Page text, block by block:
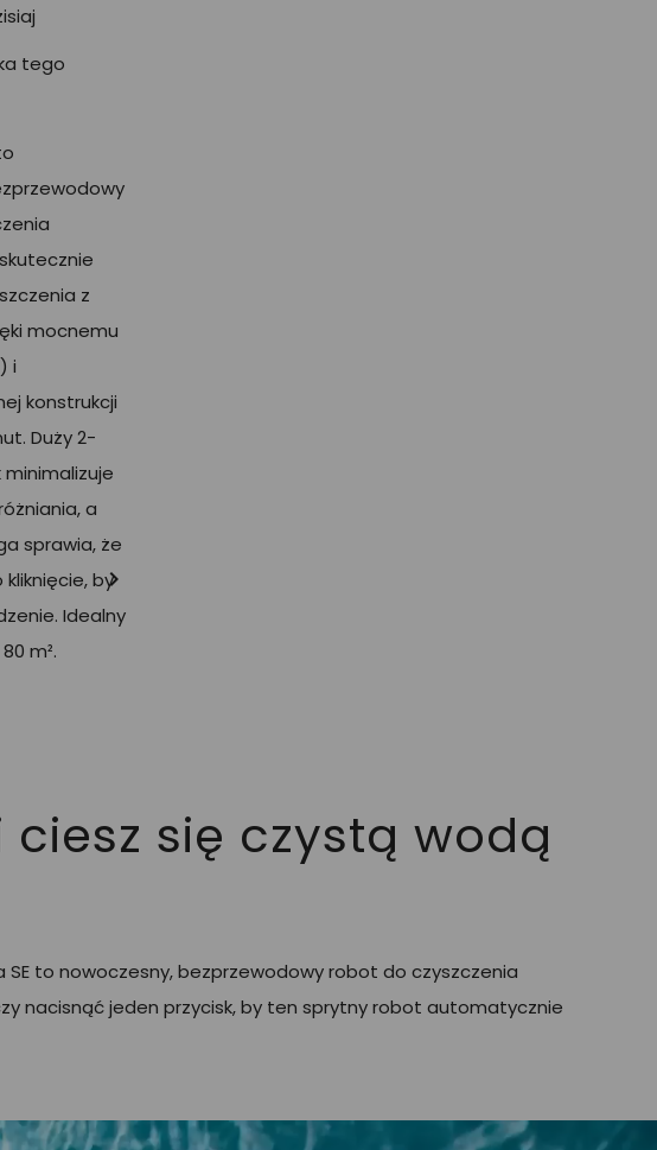

tego
z
mocnemu
i
konstrukcji
Duży 2-
a
sprawia, że
by
Idealny
m².
ciesz się czystą wodą
to nowoczesny, bezprzewodowy robot do czyszczenia
nacisnąć jeden przycisk, by ten sprytny robot automatycznie